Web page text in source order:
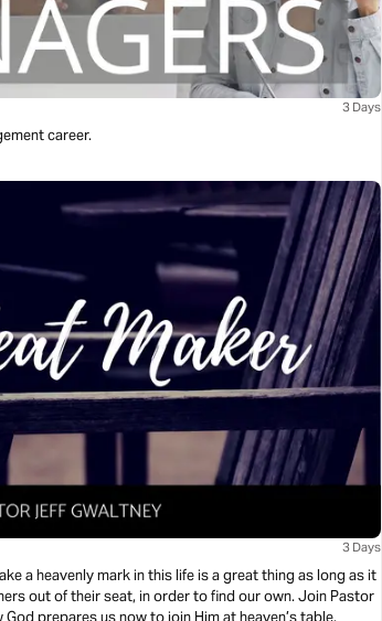
3 Days
career.
3 Days
a heavenly mark in this life is a great thing as long as it
of their seat, in order to find our own. Join Pastor
prepares us now to join Him at heaven’s table.